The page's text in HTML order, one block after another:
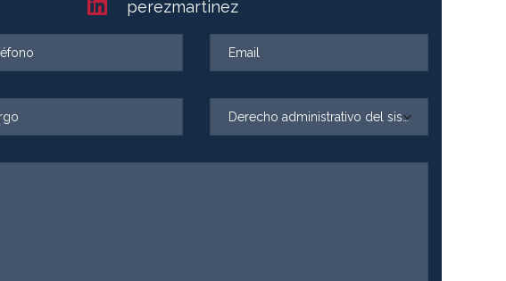
perezmartinez
Derecho administrativo del sistema financiero